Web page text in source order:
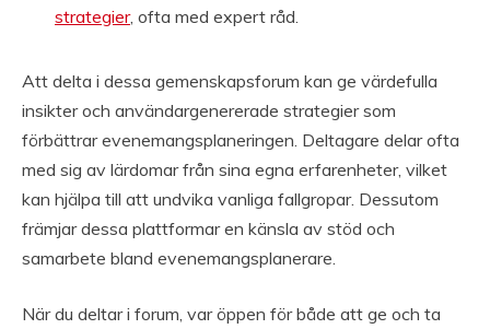
strategier, ofta med expert råd.
Att delta i dessa gemenskapsforum kan ge värdefulla
insikter och användargenererade strategier som
förbättrar evenemangsplaneringen. Deltagare delar ofta
med sig av lärdomar från sina egna erfarenheter, vilket
kan hjälpa till att undvika vanliga fallgropar. Dessutom
främjar dessa plattformar en känsla av stöd och
samarbete bland evenemangsplanerare.
När du deltar i forum, var öppen för både att ge och ta